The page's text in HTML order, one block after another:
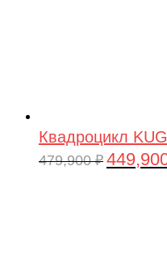
Квадроцикл
479,900₽